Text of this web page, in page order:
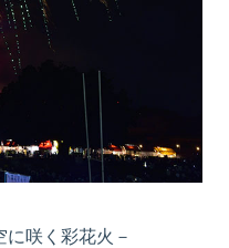
咲く彩花火－